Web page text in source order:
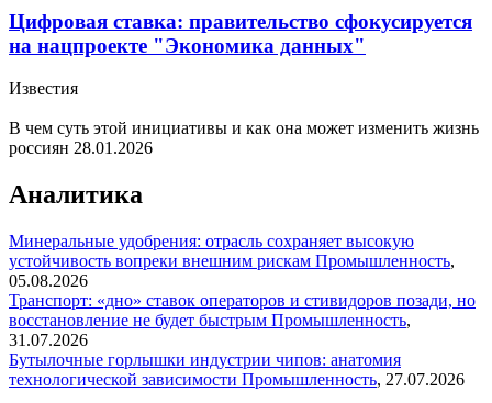
Цифровая ставка: правительство сфокусируется
на нацпроекте "Экономика данных"
Известия
В чем суть этой инициативы и как она может изменить жизнь
россиян 28.01.2026
Аналитика
Минеральные удобрения: отрасль сохраняет высокую
устойчивость вопреки внешним рискам Промышленность,
05.08.2026
Транспорт: «дно» ставок операторов и стивидоров позади, но
восстановление не будет быстрым Промышленность,
31.07.2026
Бутылочные горлышки индустрии чипов: анатомия
технологической зависимости Промышленность, 27.07.2026